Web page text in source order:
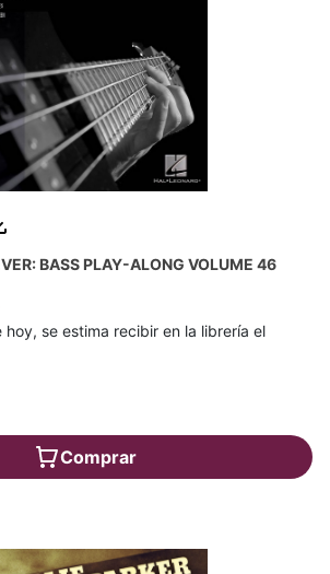
BASS PLAY-ALONG VOLUME 46
hoy, se estima recibir en la librería el
Comprar